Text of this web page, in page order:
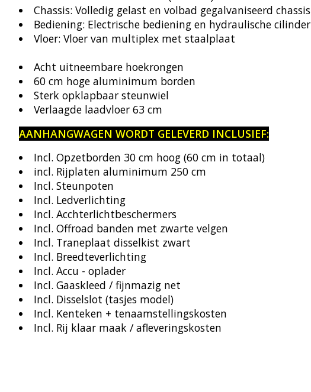
Chassis: Volledig gelast en volbad gegalvaniseerd chassis
Bediening: Electrische bediening en hydraulische cilinder
Vloer: Vloer van multiplex met staalplaat
Acht uitneembare hoekrongen
60 cm hoge aluminimum borden
Sterk opklapbaar steunwiel
Verlaagde laadvloer 63 cm
AANHANGWAGEN WORDT GELEVERD INCLUSIEF:
Incl. Opzetborden 30 cm hoog (60 cm in totaal)
incl. Rijplaten aluminimum 250 cm
Incl. Steunpoten
Incl. Ledverlichting
Incl. Acchterlichtbeschermers
Incl. Offroad banden met zwarte velgen
Incl. Traneplaat disselkist zwart
Incl. Breedteverlichting
Incl. Accu - oplader
Incl. Gaaskleed / fijnmazig net
Incl. Disselslot (tasjes model)
Incl. Kenteken + tenaamstellingskosten
Incl. Rij klaar maak / afleveringskosten